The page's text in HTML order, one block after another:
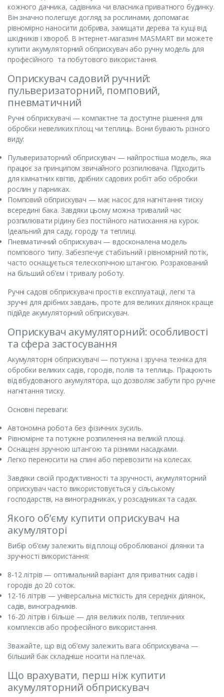
кожного дачника, садівника чи власника приватного будинку.
Він значно полегшує догляд за рослинами, допомагає
рівномірно наносити добрива, захищати дерева та кущі від
шкідників і хвороб. В інтернет-магазині MASMART ви можете
купити акумуляторний обприскувач або ручну модель для
професійного та побутового використання.
Оприскувач садовий ручний:
пульверизаторний, помповий,
пневматичний
Ручні обприскувачі — компактне та доступне рішення для
обробки невеликих площ чи теплиць. Вони бувають різного
виду:
Пульверизаторний обприскувач — найпростіша модель, яка
працює за принципом звичайного розпилювача. Підходить
для кімнатних квітів, дрібних садових робіт або обробки
рослин у парниках.
Помповий обприскувач — має насос для нагнітання тиску
всередині бака. Завдяки цьому можна тривалий час
розпилювати рідину без постійного натискання на курок.
Ідеальний для саду, городу та теплиці.
Пневматичний обприскувач — вдосконалена модель
помпового типу. Забезпечує стабільний і рівномірний потік,
часто оснащується телескопічною штангою. Розрахований
на більший об’єм і тривалу роботу.
Ручні садові обприскувачі прості в експлуатації, легкі та
зручні для дрібних завдань, проте для великих ділянок краще
підійде акумуляторний обприскувач.
Оприскувач акумуляторний: особливості
та сфера застосування
Акумуляторні обприскувачі — потужна і зручна техніка для
обробки великих садів, городів, полів та теплиць. Працюють
від вбудованого акумулятора, що дозволяє забути про ручне
нагнітання тиску.
Основні переваги:
Автономна робота без фізичних зусиль.
Рівномірне та потужне розпилення на великій площі.
Оснащені зручною штангою та різними насадками.
Легко переносити на спині або перевозити на колесах.
Завдяки своїй продуктивності та зручності, акумуляторний
оприскувач часто використовується у сільському
господарстві, на виноградниках, у розсадниках та садах.
Якого об’єму купити оприскувач на
акумуляторі
Вибір об’єму залежить від площі оброблюваної ділянки та
зручності використання:
8-12 літрів — оптимальний варіант для приватних садів і
городів до 20 соток.
12-16 літрів — універсальна місткість для середніх ділянок,
садів, виноградників.
16-20 літрів і більше — для великих полів, тепличних
комплексів або професійного використання.
Зважайте, що від об’єму залежить вага обприскувача —
більший бак складніше носити на плечах.
Що врахувати, перш ніж купити
акумуляторний обприскувач